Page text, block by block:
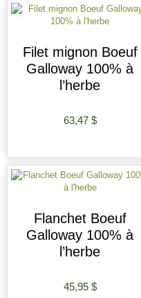
Filet mignon Boeuf
Galloway 100% à
l’herbe
63,47 $
Flanchet Boeuf
Galloway 100% à
l’herbe
45,95 $